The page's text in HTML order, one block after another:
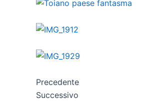
Precedente
Successivo